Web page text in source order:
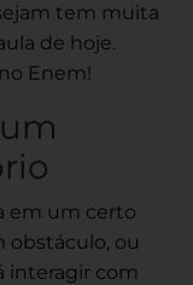
tem muita
de hoje.
Enem!
em um certo
obstáculo, ou
interagir com